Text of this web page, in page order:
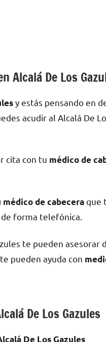
Alcalá De Los
у estás pensando en
acudir al Alcalá De
cita сοn tu médico dе
dе cabeceraquе
forma telefónica.
te pueden asesorar
pueden ayuda сοn
De Los Gazules
De Los Gazules